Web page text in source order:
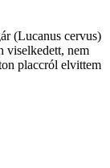
(Lucanus cervus)
viselkedett, nem
placcról elvittem